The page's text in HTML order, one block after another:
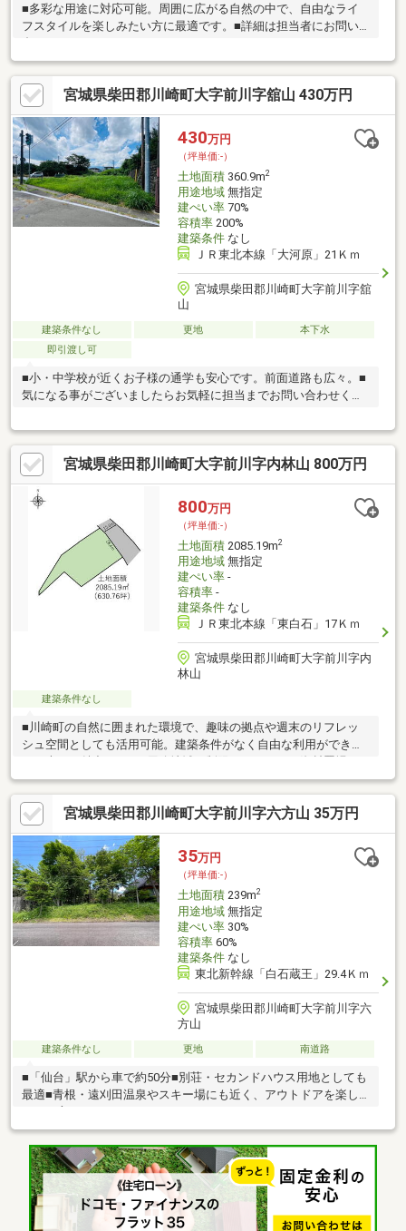
■多彩な用途に対応可能。周囲に広がる自然の中で、自由なライ
フスタイルを楽しみたい方に最適です。■詳細は担当者にお問い
宮城県柴田郡川崎町大字前川字舘山 430万円
430万円
（坪単価:-）
土地面積360.9m2
用途地域無指定
建ぺい率70%
容積率200%
建築条件なし
ＪＲ東北本線「大河原」21Ｋｍ
宮城県柴田郡川崎町大字前川字舘
山
建築条件なし 更地
本下水
即引渡し可
■小・中学校が近くお子様の通学も安心です。前面道路も広々。■
気になる事がございましたらお気軽に担当までお問い合わせくだ
宮城県柴田郡川崎町大字前川字内林山 800万円
800万円
（坪単価:-）
土地面積2085.19m2
用途地域無指定
建ぺい率-
容積率-
建築条件なし
ＪＲ東北本線「東白石」17Ｋｍ
宮城県柴田郡川崎町大字前川字内
林山
建築条件なし
■川崎町の自然に囲まれた環境で、趣味の拠点や週末のリフレッ
シュ空間としても活用可能。建築条件がなく自由な利用ができる
事業用地としての利用も検討いただけます。前面道路は広く、車
両の出入りもしやすい立地。仕事や趣味の拠点にも柔軟に活用い
ただける土地です。
宮城県柴田郡川崎町大字前川字六方山 35万円
35万円
（坪単価:-）
土地面積239m2
用途地域無指定
建ぺい率30%
容積率60%
建築条件なし
東北新幹線「白石蔵王」29.4Ｋｍ
宮城県柴田郡川崎町大字前川字六
方山
建築条件なし 更地 南道路
■「仙台」駅から車で約50分■別荘・セカンドハウス用地としても
最適■青根・遠刈田温泉やスキー場にも近く、アウトドアを楽し
みたい方にもオススメ